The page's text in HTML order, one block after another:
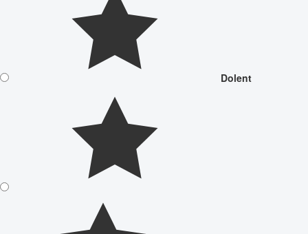
Dolent